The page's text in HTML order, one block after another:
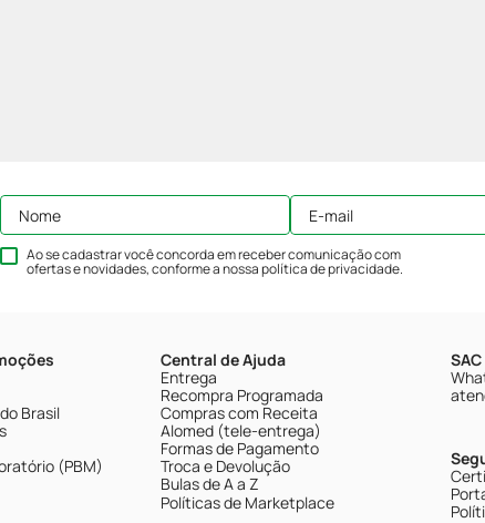
Ao se cadastrar você concorda em receber comunicação com
ofertas e novidades, conforme a nossapolítica de privacidade.
Brasil
(PBM)
Central de Ajuda
Entrega
Recompra Programada
Compras com Receita
Alomed (tele-entrega)
Formas de Pagamento
Troca e Devolução
Bulas de A a Z
Políticas de Marketplace